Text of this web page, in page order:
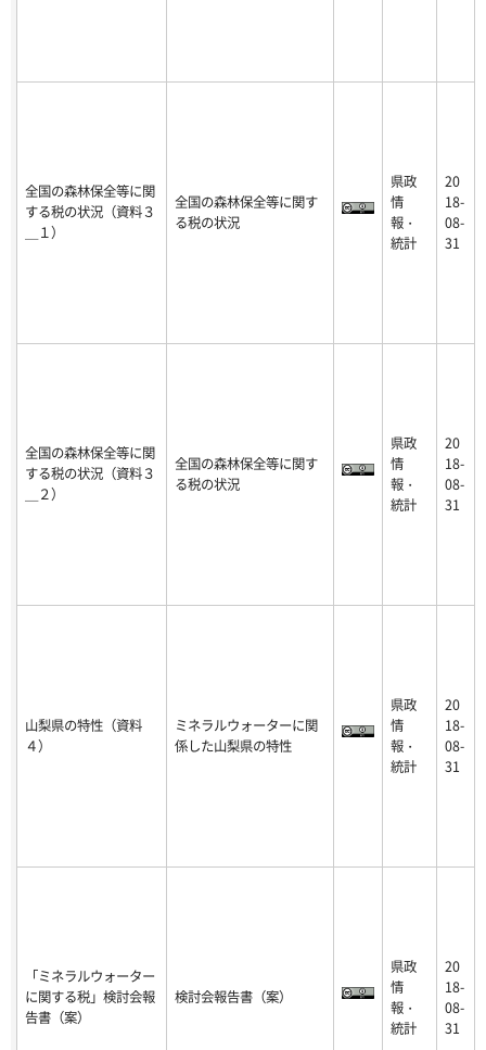
全国の森林保全等に関
する税の状況（資料３
＿１）
全国の森林保全等に関す
る税の状況
県政
情
報・
統計
20
18-
08-
31
全国の森林保全等に関
する税の状況（資料３
＿２）
全国の森林保全等に関す
る税の状況
県政
情
報・
統計
20
18-
08-
31
山梨県の特性（資料
４）
ミネラルウォーターに関
係した山梨県の特性
県政
情
報・
統計
20
18-
08-
31
「ミネラルウォーター
に関する税」検討会報
告書（案）
検討会報告書（案）
県政
情
報・
統計
20
18-
08-
31